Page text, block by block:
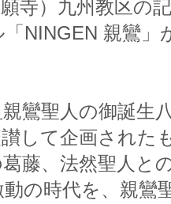
寺）九州教区の
NINGEN 親鸞」
鸞聖人の御誕生
して企画された
藤、法然聖人と
の時代を、親鸞